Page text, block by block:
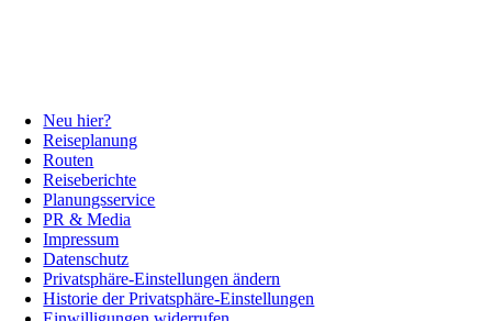
Neu hier?
Reiseplanung
Routen
Reiseberichte
Planungsservice
PR & Media
Impressum
Datenschutz
Privatsphäre-Einstellungen ändern
Historie der Privatsphäre-Einstellungen